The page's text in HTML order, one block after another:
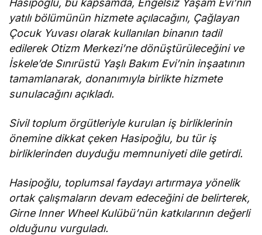
yatılı bölümünün hizmete açılacağını, Çağlayan
Çocuk Yuvası olarak kullanılan binanın tadil
edilerek Otizm Merkezi’ne dönüştürüleceğini ve
İskele’de Sınırüstü Yaşlı Bakım Evi’nin inşaatının
tamamlanarak, donanımıyla birlikte hizmete
sunulacağını açıkladı.
Sivil toplum örgütleriyle kurulan iş birliklerinin
önemine dikkat çeken Hasipoğlu, bu tür iş
birliklerinden duyduğu memnuniyeti dile getirdi.
Hasipoğlu, toplumsal faydayı artırmaya yönelik
ortak çalışmaların devam edeceğini de belirterek,
Girne Inner Wheel Kulübü’nün katkılarının değerli
olduğunu vurguladı.